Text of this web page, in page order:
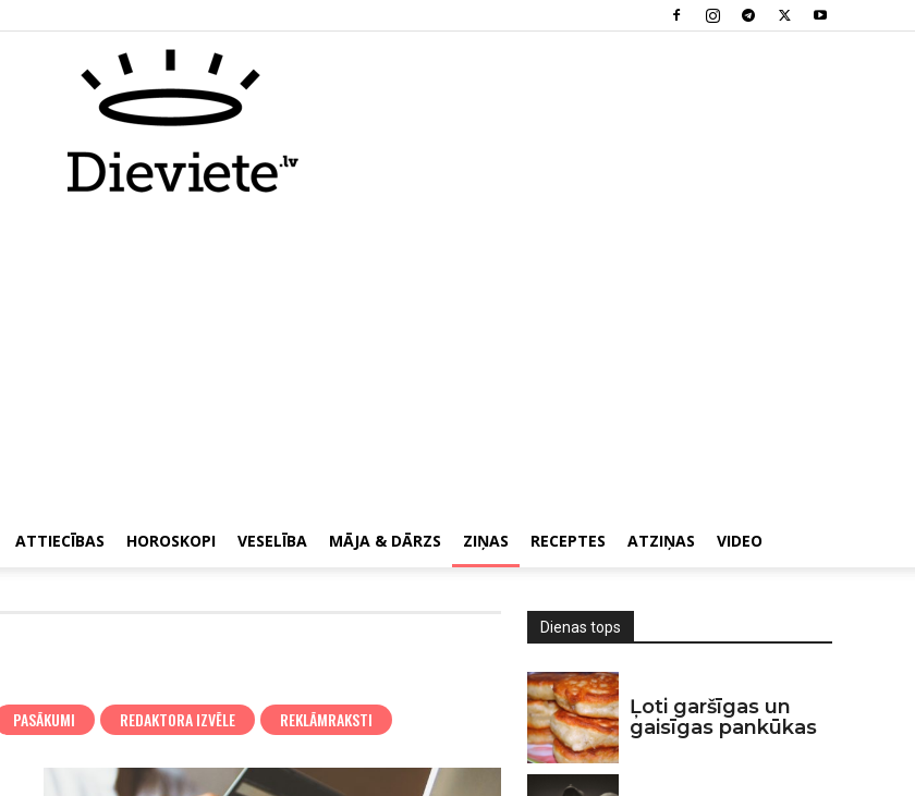
ATTIECĪBAS HOROSKOPI VESELĪBA MĀJA & DĀRZS ZIŅAS RECEPTES ATZIŅAS VIDEO
PASĀKUMI REDAKTORA IZVĒLE REKLĀMRAKSTI
Dienas tops
Ļoti garšīgas un
gaisīgas pankūkas